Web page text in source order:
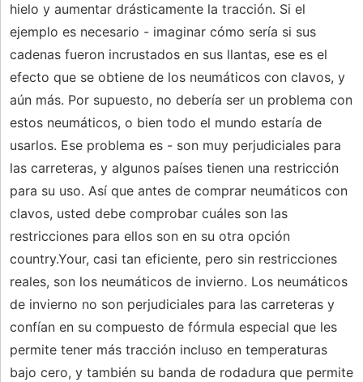
hielo y aumentar drásticamente la tracción. Si el
ejemplo es necesario - imaginar cómo sería si sus
cadenas fueron incrustados en sus llantas, ese es el
efecto que se obtiene de los neumáticos con clavos, y
aún más. Por supuesto, no debería ser un problema con
estos neumáticos, o bien todo el mundo estaría de
usarlos. Ese problema es - son muy perjudiciales para
las carreteras, y algunos países tienen una restricción
para su uso. Así que antes de comprar neumáticos con
clavos, usted debe comprobar cuáles son las
restricciones para ellos son en su otra opción
country.Your, casi tan eficiente, pero sin restricciones
reales, son los neumáticos de invierno. Los neumáticos
de invierno no son perjudiciales para las carreteras y
confían en su compuesto de fórmula especial que les
permite tener más tracción incluso en temperaturas
bajo cero, y también su banda de rodadura que permite